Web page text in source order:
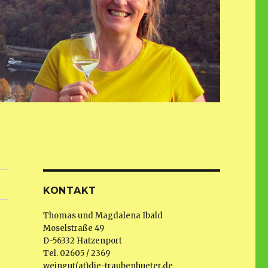
KONTAKT
Thomas und Magdalena Ibald
Moselstraße 49
D-56332 Hatzenport
Tel. 02605 / 2369